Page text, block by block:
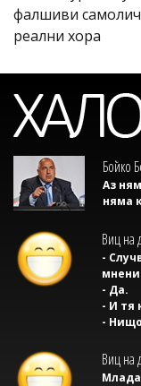
фалшиви
реални хора
Бойко
Аз
няма
Виц на
-
- Да.
- И тя
-
Виц на